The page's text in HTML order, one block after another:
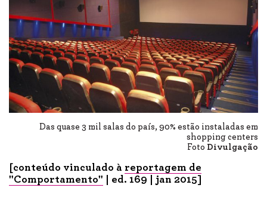
Das quase 3 mil salas do país, 90% estão instaladas em
shopping centers
Foto Divulgação
[conteúdo vinculado à reportagem de
"Comportamento" | ed. 169 | jan 2015]